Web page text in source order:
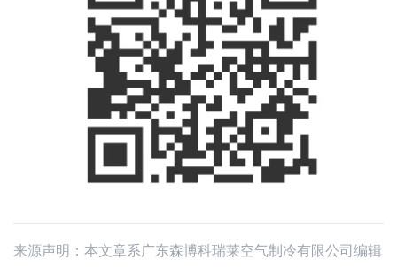
来源声明：本文章系广东森博科瑞莱空气制冷有限公司编辑